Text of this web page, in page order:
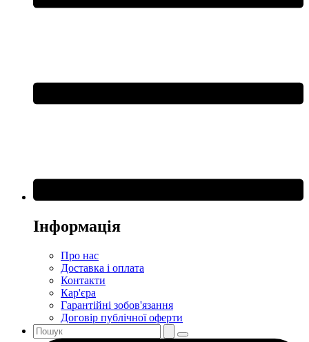
Інформація
Про нас
Доставка і оплата
Контакти
Кар'єра
Гарантійні зобов'язання
Договір публічної оферти